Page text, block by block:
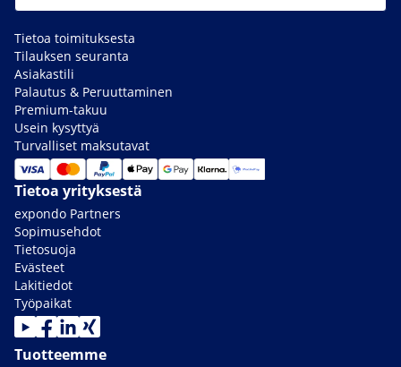
Tietoa toimituksesta
Tilauksen seuranta
Asiakastili
Palautus & Peruuttaminen
Premium-takuu
Usein kysyttyä
Turvalliset maksutavat
Tietoa yrityksestä
expondo Partners
Sopimusehdot
Tietosuoja
Evästeet
Lakitiedot
Työpaikat
Tuotteemme